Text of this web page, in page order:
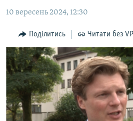
основної
навігації
Перейти
до
пошуку
БЛОГИ
ПОГЛЯД
ІНТЕРВ'Ю
ВСЕ ЗА ДЕНЬ
СПЕЦПРОЕКТИ
ДЕПОРТАЦІЯ
ЯК ОБІЙТИ БЛОКУВАННЯ
10 вересень 2024, 12:30
Поділитись Читати без